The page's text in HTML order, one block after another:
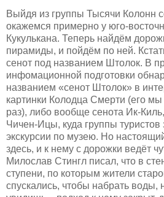
Выйдя из группы Тысячи Колонн
окажемся примерно у юго-
Кукулькана. Теперь найдём
пирамиды, и пойдём по ней.
сенот под названием Штолок. В
инфомационной подготовки
названием «сенот Штолок» в
картинки Колодца Смерти (его
раз), либо вообще сенота Ик-
Чичен-Ицы, куда группы туристов
экскурсии по музею. Но
здесь, и к нему с дорожки ведёт
Милослав Стингл писал, что в
ступени, по которым жители
спускались, чтобы набрать воды,